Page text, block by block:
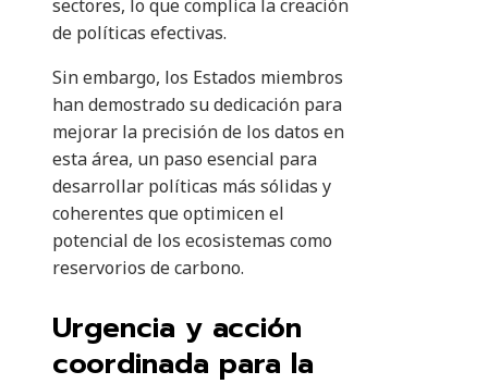
sectores, lo que complica la creación
de políticas efectivas.
Sin embargo, los Estados miembros
han demostrado su dedicación para
mejorar la precisión de los datos en
esta área, un paso esencial para
desarrollar políticas más sólidas y
coherentes que optimicen el
potencial de los ecosistemas como
reservorios de carbono.
Urgencia y acción
coordinada para la